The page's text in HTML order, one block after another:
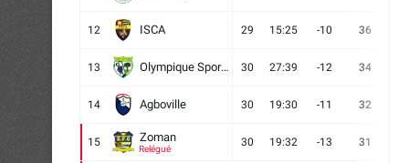
12 ISCA 29 15:25 -10 36
13 Olympique Sport d'Abobo FC 30 27:39 -12 34
14 Agboville 30 19:30 -11 32
15 Zoman
Relégué
30 19:32 -13 31